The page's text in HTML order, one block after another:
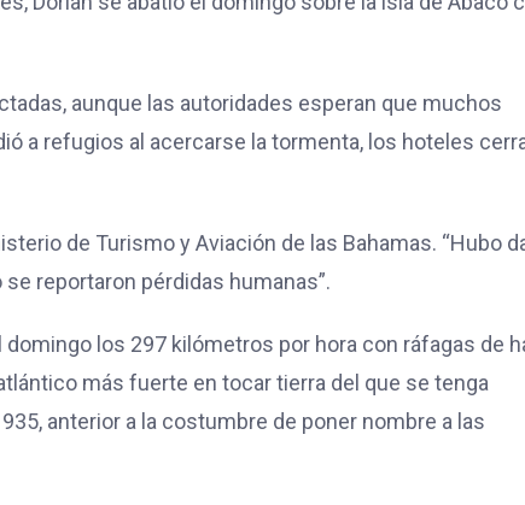
aunque las autoridades esperan que muchos
a refugios al acercarse la tormenta, los hoteles
de Turismo y Aviación de las Bahamas. “Hubo
reportaron pérdidas humanas”.
los 297 kilómetros por hora con ráfagas de
más fuerte en tocar tierra del que se tenga
anterior a la costumbre de poner nombre a las